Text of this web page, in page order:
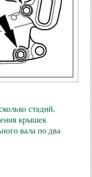
стадий,
крышек
вала по два